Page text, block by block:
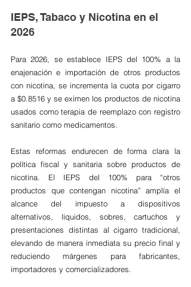
IEPS, Tabaco y Nicotina en el
2026
Para 2026, se establece IEPS del 100% a la
enajenación e importación de otros productos
con nicotina, se incrementa la cuota por cigarro
a $0.8516 y se eximen los productos de nicotina
usados como terapia de reemplazo con registro
sanitario como medicamentos.
Estas reformas endurecen de forma clara la
política fiscal y sanitaria sobre productos de
nicotina. El IEPS del 100% para “otros
productos que contengan nicotina” amplía el
alcance del impuesto a dispositivos
alternativos, líquidos, sobres, cartuchos y
presentaciones distintas al cigarro tradicional,
elevando de manera inmediata su precio final y
reduciendo márgenes para fabricantes,
importadores y comercializadores.